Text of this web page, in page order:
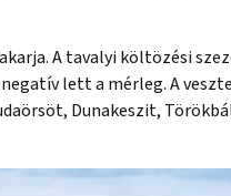
A tavalyi költözési
lett a mérleg. A
Dunakeszit,